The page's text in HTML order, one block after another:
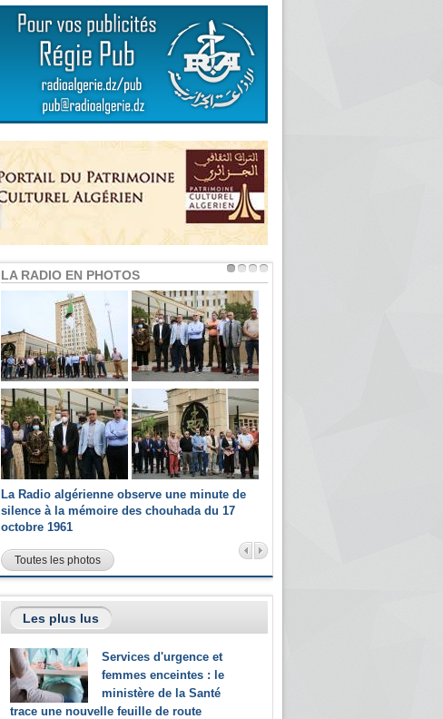
LA RADIO EN PHOTOS
La Radio algérienne observe une minute de
silence à la mémoire des chouhada du 17
octobre 1961
Toutes les photos
Les plus lus
Services d'urgence et
femmes enceintes : le
ministère de la Santé
trace une nouvelle feuille de route